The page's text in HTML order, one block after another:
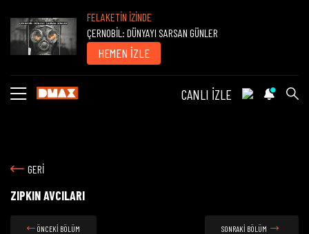
FELAKETİN İZİNDE
ÇERNOBİL: DÜNYAYI SARSAN GÜNLER
HEMEN İZLE
CANLI İZLE
GERİ
ZIPKIN AVCILARI
ÖNCEKİ BÖLÜM SONRAKİ BÖLÜM